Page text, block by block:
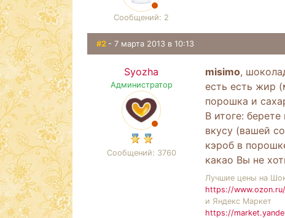
Сообщений: 2
#2 - 7 марта 2013 в 10:13
Syozha
Администратор
Сообщений: 3760
misimo,
есть есть жир
порошка и
В итоге:
вкусу (вашей
кэроб в
какао Вы не
Лучшие цены на
https://www.ozon.ru/
и Яндекс Маркет
https://